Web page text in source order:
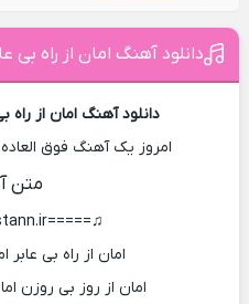
دانلود آهنگ امان از راه بی
دانلود آهنگ امان از راه
امروز یک آهنگ فوق العاده
متن
♫=====songestann.ir====♫
امان از راه بی
امان از روز بی روزن